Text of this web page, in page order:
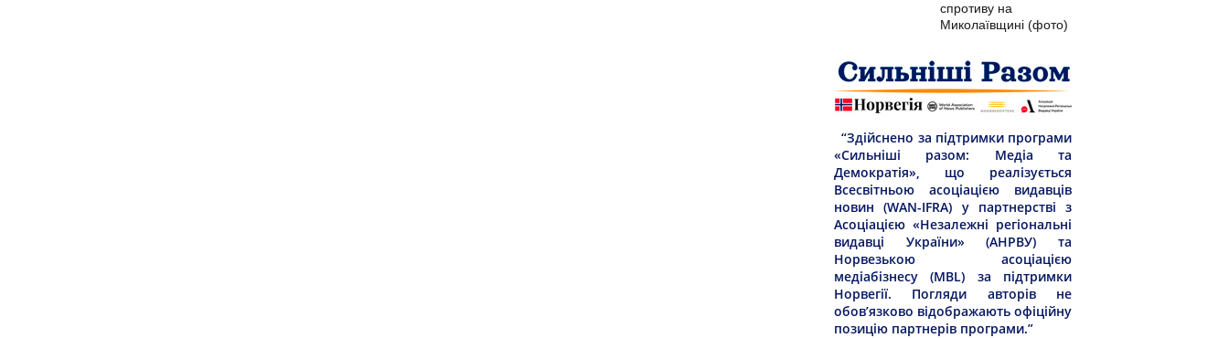
спротиву на
Миколаївщині (фото)
“Здійснено за підтримки програми
«Сильніші разом: Медіа та
Демократія», що реалізується
Всесвітньою асоціацією видавців
новин (WAN-IFRA) у партнерстві з
Асоціацією «Незалежні регіональні
видавці України» (АНРВУ) та
Норвезькою асоціацією
медіабізнесу (MBL) за підтримки
Норвегії. Погляди авторів не
обов’язково відображають офіційну
позицію партнерів програми.”